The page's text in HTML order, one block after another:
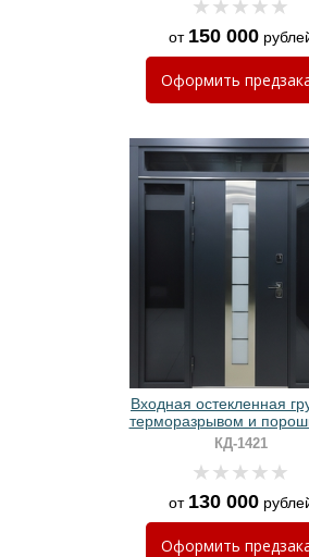
от 150 000
Оформить
Входная остекленная
терморазрывом и
чернымКД-1421
от 130 000
Оформить